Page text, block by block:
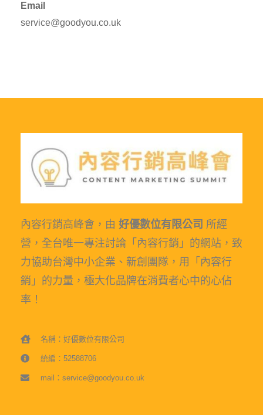
Email
service@goodyou.co.uk
內容行銷高峰會，由 好優數位有限公司 所經
營，全台唯一專注討論「內容行銷」的網站，致
力協助台灣中小企業、新創團隊，用「內容行
銷」的力量，極大化品牌在消費者心中的心佔
率！
名稱：好優數位有限公司
統編：52588706
mail：service@goodyou.co.uk